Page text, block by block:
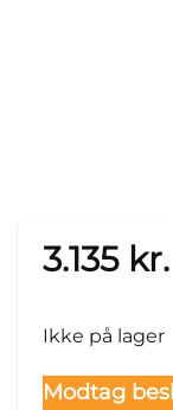
3.135 kr.
Ikke på lager
Modtag